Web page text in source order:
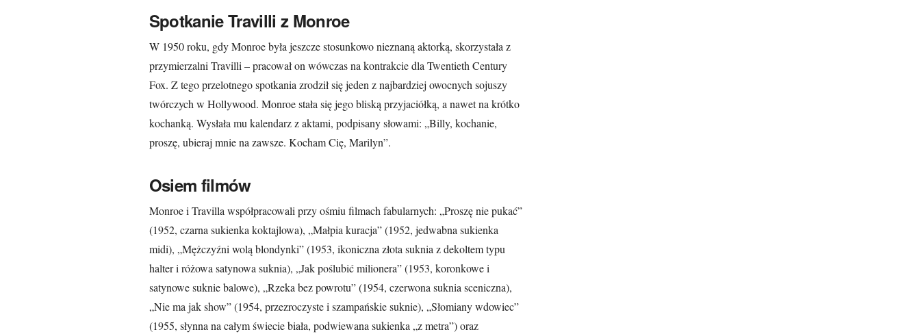
Spotkanie Travilli z Monroe
W 1950 roku, gdy Monroe była jeszcze stosunkowo nieznaną aktorką, skorzystała z
przymierzalni Travilli – pracował on wówczas na kontrakcie dla Twentieth Century
Fox. Z tego przelotnego spotkania zrodził się jeden z najbardziej owocnych sojuszy
twórczych w Hollywood. Monroe stała się jego bliską przyjaciółką, a nawet na krótko
kochanką. Wysłała mu kalendarz z aktami, podpisany słowami: „Billy, kochanie,
proszę, ubieraj mnie na zawsze. Kocham Cię, Marilyn”.
Osiem filmów
Monroe i Travilla współpracowali przy ośmiu filmach fabularnych: „Proszę nie pukać”
(1952, czarna sukienka koktajlowa), „Małpia kuracja” (1952, jedwabna sukienka
midi), „Mężczyźni wolą blondynki” (1953, ikoniczna złota suknia z dekoltem typu
halter i różowa satynowa suknia), „Jak poślubić milionera” (1953, koronkowe i
satynowe suknie balowe), „Rzeka bez powrotu” (1954, czerwona suknia sceniczna),
„Nie ma jak show” (1954, przezroczyste i szampańskie suknie), „Słomiany wdowiec”
(1955, słynna na całym świecie biała, podwiewana sukienka „z metra”) oraz